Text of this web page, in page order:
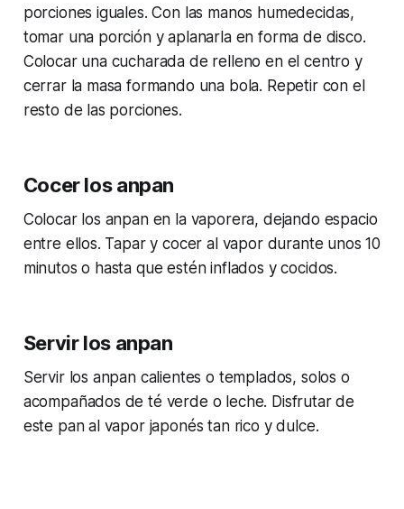
porciones iguales. Con las manos humedecidas,
tomar una porción y aplanarla en forma de disco.
Colocar una cucharada de relleno en el centro y
cerrar la masa formando una bola. Repetir con el
resto de las porciones.
Cocer los anpan
Colocar los anpan en la vaporera, dejando espacio
entre ellos. Tapar y cocer al vapor durante unos 10
minutos o hasta que estén inflados y cocidos.
Servir los anpan
Servir los anpan calientes o templados, solos o
acompañados de té verde o leche. Disfrutar de
este pan al vapor japonés tan rico y dulce.